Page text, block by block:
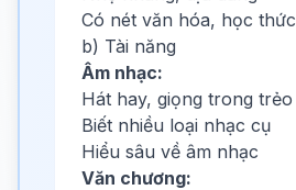
Có nét văn hóa, học thức
b) Tài năng
Âm nhạc:
Hát hay, giọng trong trẻo
Biết nhiều loại nhạc cụ
Hiểu sâu về âm nhạc
Văn chương: